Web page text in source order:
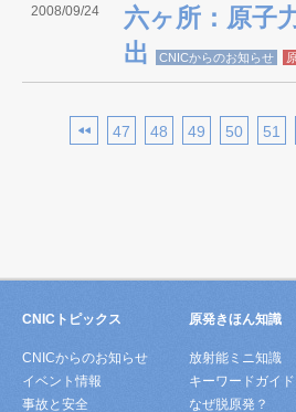
2008/09/24
六ヶ所：原子
出
CNICからのお知らせ
47 48 49 50 51
CNICトピックス
CNICからのお知らせ
イベント情報
事故と安全
原発きほん知識
放射能ミニ知識
キーワードガイド
なぜ脱原発？